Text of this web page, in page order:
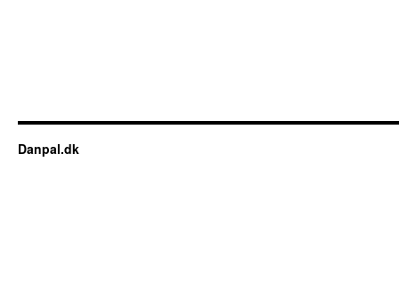
Danpal.dk